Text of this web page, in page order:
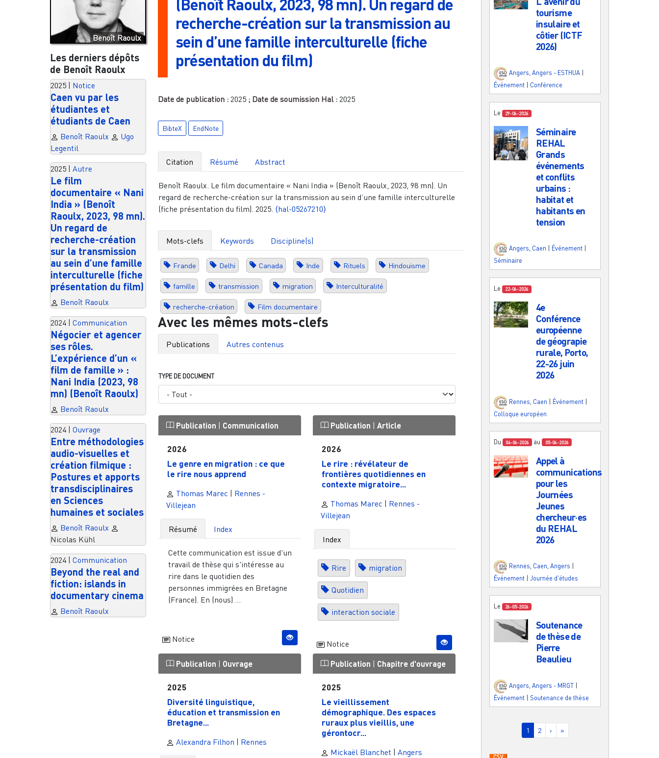
Benoît Raoulx
Les derniers dépôts
de Benoît Raoulx
2025 Notice
Caen vu par les
étudiantes et
étudiants de Caen
Benoît Raoulx
Ugo
Legentil
2025 Autre
Le film
documentaire « Nani
India » (Benoît
Raoulx, 2023, 98 mn).
Un regard de
recherche-création
sur la transmission
au sein d’une famille
interculturelle (fiche
présentation du film)
Benoît Raoulx
2024 Communication
Négocier et agencer
ses rôles.
L’expérience d’un «
film de famille » :
Nani India (2023, 98
mn) (Benoît Raoulx)
Benoît Raoulx
2024 Ouvrage
Entre méthodologies
audio-visuelles et
création filmique :
Postures et apports
transdisciplinaires
en Sciences
humaines et sociales
Benoît Raoulx
Nicolas Kühl
2024 Communication
Beyond the real and
fiction: islands in
documentary cinema
Benoît Raoulx
(Benoît Raoulx, 2023, 98 mn). Un regard de
recherche-création sur la transmission au
sein d’une famille interculturelle (fiche
présentation du film)
Date de publication : 2025 ; Date de soumission Hal : 2025
BibteX EndNote
Citation Résumé Abstract
Benoît Raoulx. Le film documentaire « Nani India » (Benoît Raoulx, 2023, 98 mn). Un
regard de recherche-création sur la transmission au sein d’une famille interculturelle
(fiche présentation du film). 2025. ⟨hal-05267210⟩
Mots-clefs Keywords Discipline(s)
Frande Delhi Canada Inde Rituels Hindouisme
famille transmission migration Interculturalité
recherche-création Film documentaire
Avec les mêmes mots-clefs
Publications Autres contenus
TYPE DE DOCUMENT
Publication | Communication
2026
Le genre en migration : ce que
le rire nous apprend
Thomas Marec | Rennes -
Villejean
Résumé Index
Cette communication est issue d'un
travail de thèse qui s'intéresse au
rire dans le quotidien des
personnes immigrées en Bretagne
(France). En (nous) ...
Notice
Publication |Article
2026
Le rire : révélateur de
frontières quotidiennes en
contexte migratoire...
Thomas Marec | Rennes -
Villejean
Index
Rire migration
Quotidien
interaction sociale
Notice
Publication | Ouvrage
2025
Diversité linguistique,
éducation et transmission en
Bretagne...
Alexandra Filhon Rennes
Publication | Chapitre d'ouvrage
2025
Le vieillissement
démographique. Des espaces
ruraux plus vieillis, une
gérontocr...
Mickaël Blanchet |Angers
tourisme
insulaire et
côtier (ICTF
2026)
Angers Angers - ESTHUA
Événement
Conférence
Le 29-06-2026
Séminaire
REHAL
Grands
événements
et conflits
urbains :
habitat et
habitants en
tension
Angers, Caen Événement
Séminaire
Le 22-06-2026
4e
Conférence
européenne
de géograpie
rurale, Porto,
22-26 juin
2026
Rennes Caen Événement
Colloque européen
Du 04-06-2026 au 05-06-2026
Appel à
communications
pour les
Journées
Jeunes
chercheur·es
du REHAL
2026
Rennes, Caen, Angers
Événement
Journée d'études
Le 26-05-2026
Soutenance
de thèse de
Pierre
Beaulieu
Angers Angers - MRGT
Événement | Soutenance de thèse
Pagination
Page courante
1 Page
2 Page suivante
› Dernière page
»